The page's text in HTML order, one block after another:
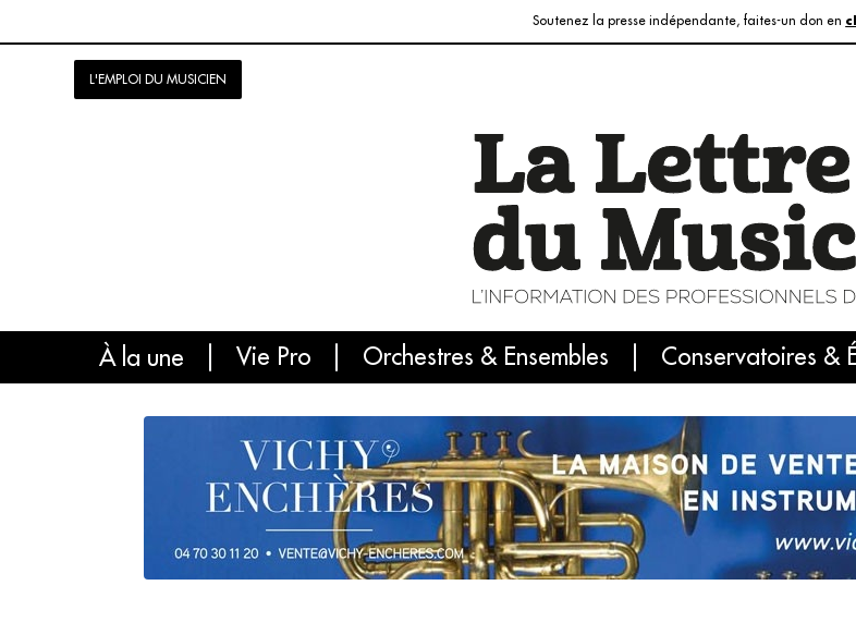
Soutenez la presse indépendante, faites-un don en
L'EMPLOI DU MUSICIEN
À la une Vie Pro Orchestres & Ensembles Conservatoires &
L'info du jour Le numéro du mois